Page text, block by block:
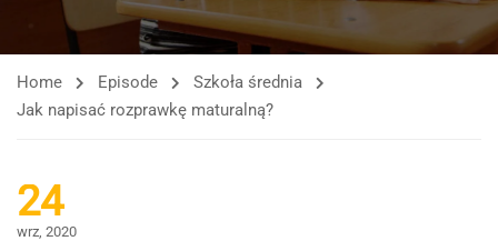
Home Episode
Szkoła średnia
Jak napisać rozprawkę maturalną?
24
wrz, 2020